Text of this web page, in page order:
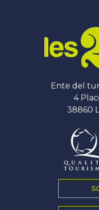
Ente del
4
38860